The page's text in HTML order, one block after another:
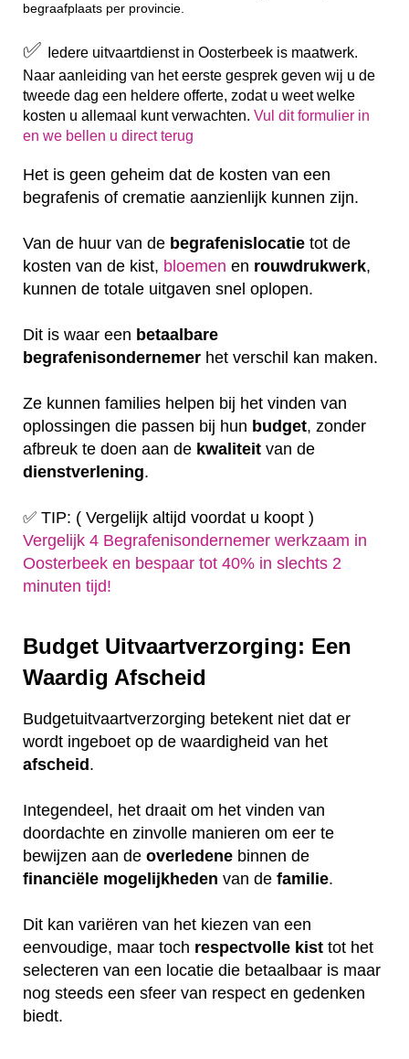
begraafplaats per provincie.
✅
Iedere uitvaartdienst in Oosterbeek is maatwerk.
Naar aanleiding van het eerste gesprek geven wij u de
tweede dag een heldere offerte, zodat u weet welke
kosten u allemaal kunt verwachten. Vul dit formulier in
en we bellen u direct terug
Het is geen geheim dat de kosten van een
begrafenis of crematie aanzienlijk kunnen zijn.
Van de huur van de begrafenislocatie tot de
kosten van de kist, bloemen en rouwdrukwerk,
kunnen de totale uitgaven snel oplopen.
Dit is waar een betaalbare
begrafenisondernemer het verschil kan maken.
Ze kunnen families helpen bij het vinden van
oplossingen die passen bij hun budget, zonder
afbreuk te doen aan de kwaliteit van de
dienstverlening.
✅ TIP: ( Vergelijk altijd voordat u koopt )
Vergelijk 4 Begrafenisondernemer werkzaam in
Oosterbeek en bespaar tot 40% in slechts 2
minuten tijd!
Budget Uitvaartverzorging: Een
Waardig Afscheid
Budgetuitvaartverzorging betekent niet dat er
wordt ingeboet op de waardigheid van het
afscheid .
Integendeel, het draait om het vinden van
doordachte en zinvolle manieren om eer te
bewijzen aan de overledene binnen de
financiële mogelijkheden van de familie.
Dit kan variëren van het kiezen van een
eenvoudige, maar toch respectvolle kist tot het
selecteren van een locatie die betaalbaar is maar
nog steeds een sfeer van respect en gedenken
biedt.